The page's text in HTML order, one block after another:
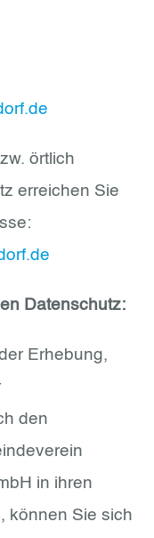
örtlich
erreichen Sie
Datenschutz:
Erhebung,
den
in ihren
können Sie sich